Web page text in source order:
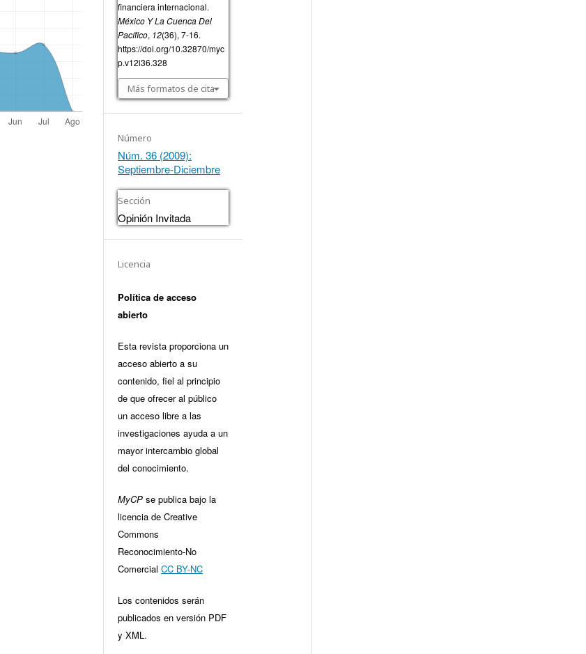
financiera internacional.
México Y La Cuenca Del
Pacífico, 12(36), 7-16.
https://doi.org/10.32870/myc
p.v12i36.328
Más formatos de cita
Número
Núm. 36 (2009):
Septiembre-Diciembre
Sección
Opinión Invitada
Licencia
Política de acceso
abierto
Esta revista proporciona un
acceso abierto a su
contenido, fiel al principio
de que ofrecer al público
un acceso libre a las
investigaciones ayuda a un
mayor intercambio global
del conocimiento.
MyCP se publica bajo la
licencia de Creative
Commons
Reconocimiento-No
Comercial CC BY-NC
Los contenidos serán
publicados en versión PDF
y XML.